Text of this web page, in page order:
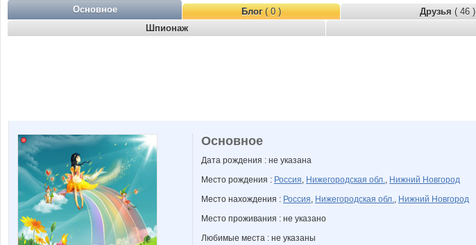
Основное Блог( 0 ) Друзья ( 46 )
Шпионаж
Основное
Дата рождения : не указана
Место рождения : Россия, Нижегородская обл., Нижний Новгород
Место нахождения : Россия, Нижегородская обл., Нижний Новгород
Место проживания : не указано
Любимые места : не указаны